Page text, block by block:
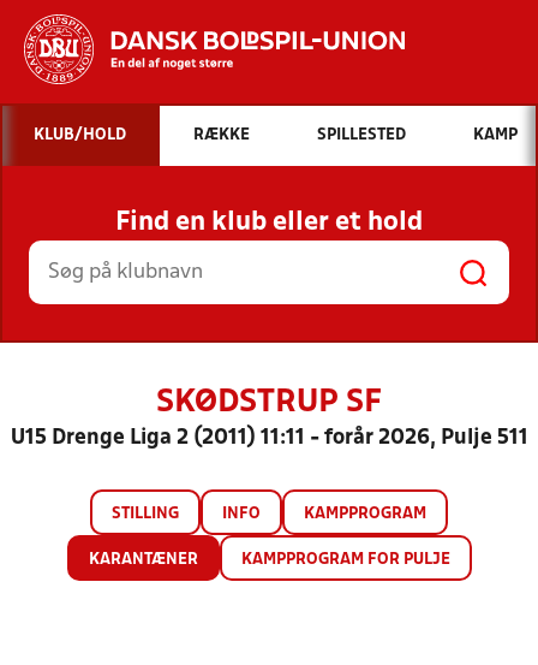
Hvad vil du søge efter?
INDHOLD OG NYHEDER
STILLINGER, RESULTATER, KLUBBER OG
HOLD
KLUB/HOLD RÆKKE SPILLESTED KAMP
Find en klub eller et hold
SKØDSTRUP SF
U15 Drenge Liga 2 (2011) 11:11 - forår 2026, Pulje 511
STILLING INFO KAMPPROGRAM
KARANTÆNER KAMPPROGRAM FOR PULJE